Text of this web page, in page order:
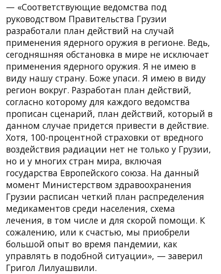
— «Соответствующие ведомства под
руководством Правительства Грузии
разработали план действий на случай
применения ядерного оружия в регионе. Ведь,
сегодняшняя обстановка в мире не исключает
применения ядерного оружия. Я не имею в
виду нашу страну. Боже упаси. Я имею в виду
регион вокруг. Разработан план действий,
согласно которому для каждого ведомства
прописан сценарий, план действий, который в
данном случае придется привести в действие.
Хотя, 100-процентной страховки от вредного
воздействия радиации нет не только у Грузии,
но и у многих стран мира, включая
государства Европейского союза. На данный
момент Министерством здравоохранения
Грузии расписан четкий план распределения
медикаментов среди населения, схема
лечения, в том числе и для скорой помощи. К
сожалению, или к счастью, мы приобрели
большой опыт во время пандемии, как
управлять в подобной ситуации», — заверил
Григол Лилуашвили.